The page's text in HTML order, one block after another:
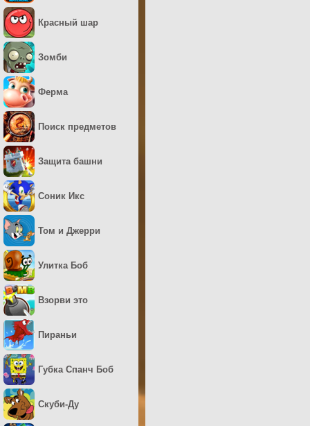
Красный шар
Зомби
Ферма
Поиск предметов
Защита башни
Соник Икс
Том и Джерри
Улитка Боб
Взорви это
Пираньи
Губка Спанч Боб
Скуби-Ду